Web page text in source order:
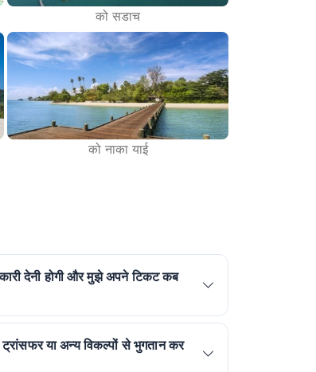
को सडाच
को नाका याई
देनी होगी और मुझे अपने टिकट कब
या अन्य विकल्पों से भुगतान कर